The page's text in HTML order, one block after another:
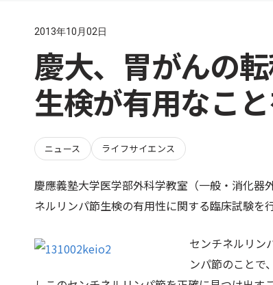
2013年10月02日
慶大、胃がんの
生検が有用なこ
ニュース ライフサイエンス
慶應義塾大学医学部外科学教室（一般・消化器
ネルリンパ節生検の有用性に関する臨床試験を
センチネルリン
ンパ節のことで